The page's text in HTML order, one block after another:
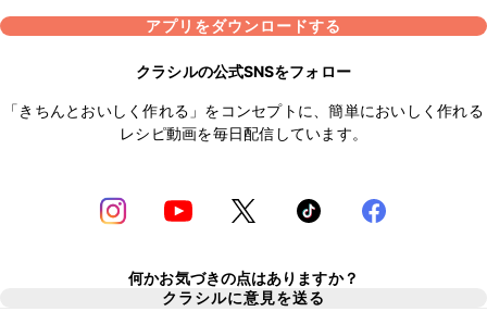
アプリをダウンロードする
クラシルの公式SNSをフォロー
「きちんとおいしく作れる」をコンセプトに、簡単においしく作れる
レシピ動画を毎日配信しています。
何かお気づきの点はありますか？
クラシルに意見を送る